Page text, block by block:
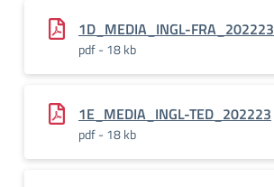
1D_MEDIA_INGL-FRA_202223
pdf - 18 kb
1E_MEDIA_INGL-TED_202223
pdf - 18 kb